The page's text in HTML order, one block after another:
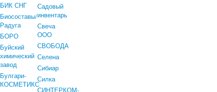
БИК СНГ
Биосоставы/
Радуга
БОРО
Буйский
химический
завод
Булгари-
КОСМЕТИКС
Садовый
инвентарь
Свеча
ООО
СВОБОДА
Селена
Сибиар
Силка
СИНТЕРКОМ-